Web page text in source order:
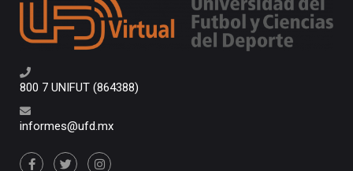
800 7 UNIFUT (864388)
informes@ufd.mx